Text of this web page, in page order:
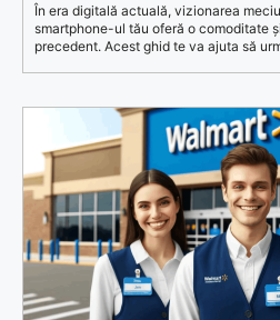
În era digitală actuală, vizionarea
smartphone-ul tău oferă o comoditate
precedent. Acest ghid te va ajuta să